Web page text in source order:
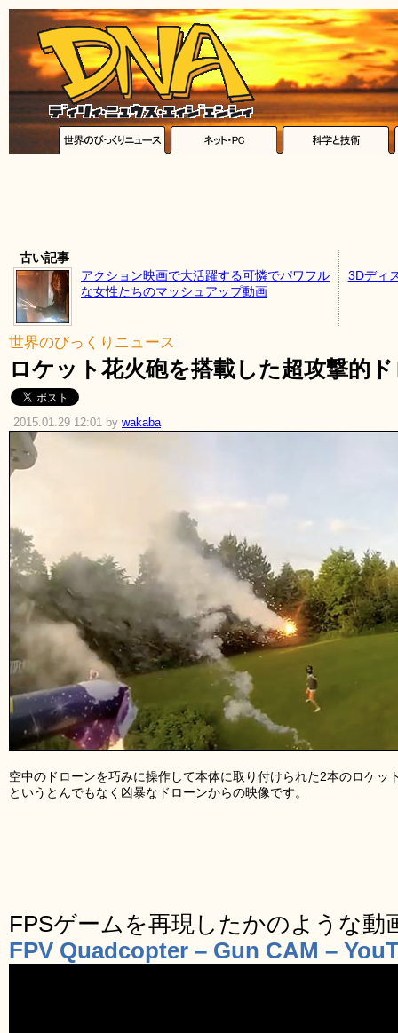
古い記事
アクション映画で大活躍する可憐でパワフル
な女性たちのマッシュアップ動画
3Dディ
世界のびっくりニュース
ロケット花火砲を搭載した超攻撃的
2015.01.29 12:01 by wakaba
空中のドローンを巧みに操作して本体に取り付けられた2本のロケ
というとんでもなく凶暴なドローンからの映像です。
FPSゲームを再現したかのような動
FPV Quadcopter – Gun CAM –